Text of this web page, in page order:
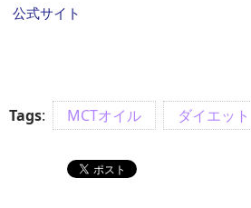
公式サイト
Tags: MCTオイル ダイエット